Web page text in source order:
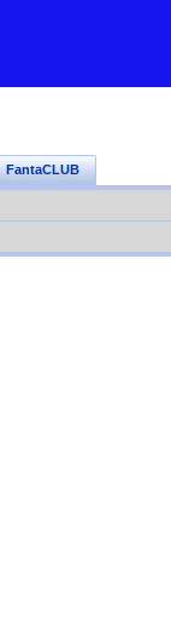
FantaCLUB